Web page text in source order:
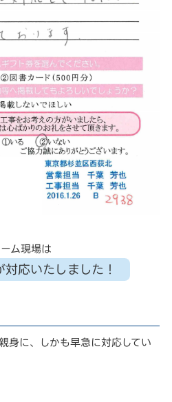
ム現場は
対応いたしました！
身に、しかも早急に対応してい